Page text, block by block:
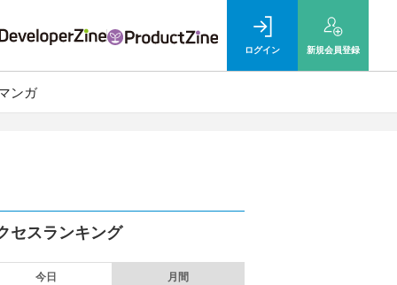
ログイン 新規会員登録
ンガ
セスランキング
今日 月間